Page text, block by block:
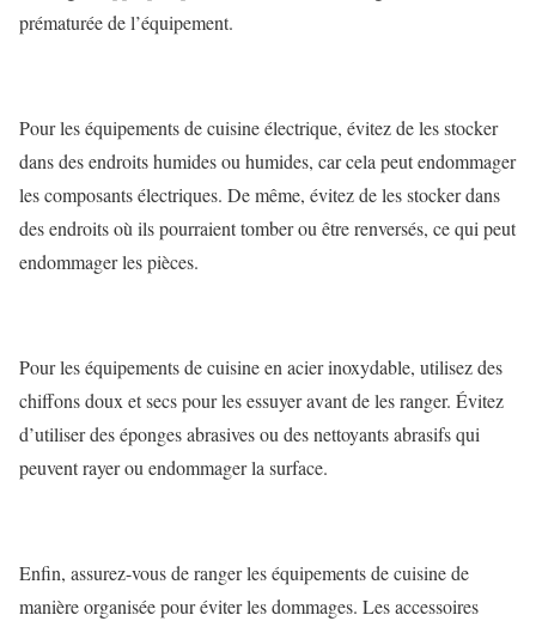
prématurée de l’équipement.
Pour les équipements de cuisine électrique, évitez de les stocker
dans des endroits humides ou humides, car cela peut endommager
les composants électriques. De même, évitez de les stocker dans
des endroits où ils pourraient tomber ou être renversés, ce qui peut
endommager les pièces.
Pour les équipements de cuisine en acier inoxydable, utilisez des
chiffons doux et secs pour les essuyer avant de les ranger. Évitez
d’utiliser des éponges abrasives ou des nettoyants abrasifs qui
peuvent rayer ou endommager la surface.
Enfin, assurez-vous de ranger les équipements de cuisine de
manière organisée pour éviter les dommages. Les accessoires